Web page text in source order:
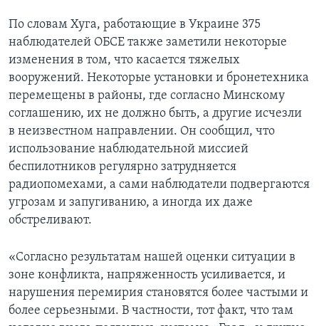
По словам Хуга, работающие в Украине 375
наблюдателей ОБСЕ также заметили некоторые
изменения в том, что касается тяжелых
вооружений. Некоторые установки и бронетехника
перемещены в районы, где согласно Минскому
соглашению, их не должно быть, а другие исчезли
в неизвестном направлении. Он сообщил, что
использование наблюдательной миссией
беспилотников регулярно затрудняется
радиопомехами, а сами наблюдатели подвергаются
угрозам и запугиванию, а иногда их даже
обстреливают.
«Согласно результатам нашей оценки ситуации в
зоне конфликта, напряженность усиливается, и
нарушения перемирия становятся более частыми и
более серьезными. В частности, тот факт, что там